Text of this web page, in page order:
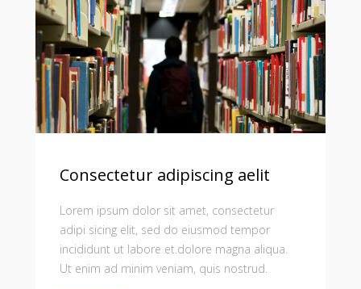
Consectetur adipiscing aelit
Lorem ipsum dolor sit amet, consectetur
adipi sicing elit, sed do eiusmod tempor
incididunt ut labore et.dolore magna aliqua.
Ut enim ad minim veniam, quis nostrud.